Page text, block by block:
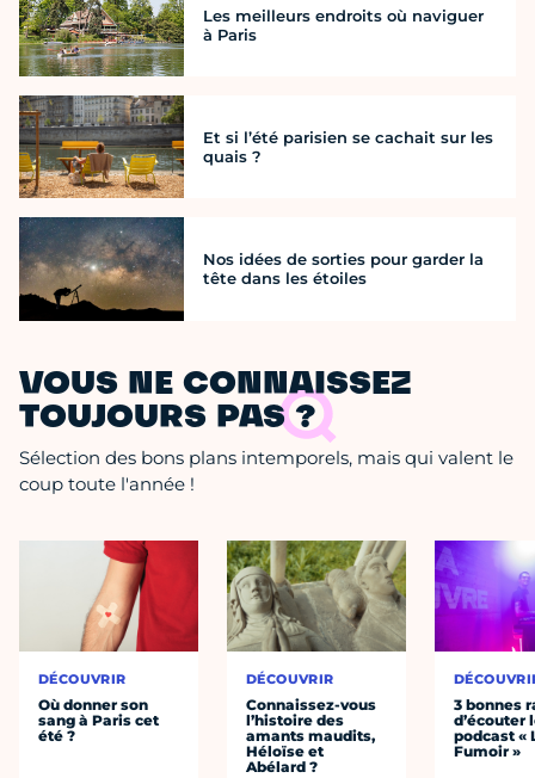
Les meilleurs endroits où naviguer
à Paris
Et si l’été parisien se cachait sur les
quais ?
Nos idées de sorties pour garder la
tête dans les étoiles
VOUS NE CONNAISSEZ
TOUJOURS PAS ?
Sélection des bons plans intemporels, mais qui valent le
coup toute l'année !
DÉCOUVRIR
Où donner son
sang à Paris cet
été ?
DÉCOUVRIR
Connaissez-vous
l’histoire des
amants maudits,
Héloïse et
Abélard ?
3 bonnes
d’écouter
podcast «
Fumoir »